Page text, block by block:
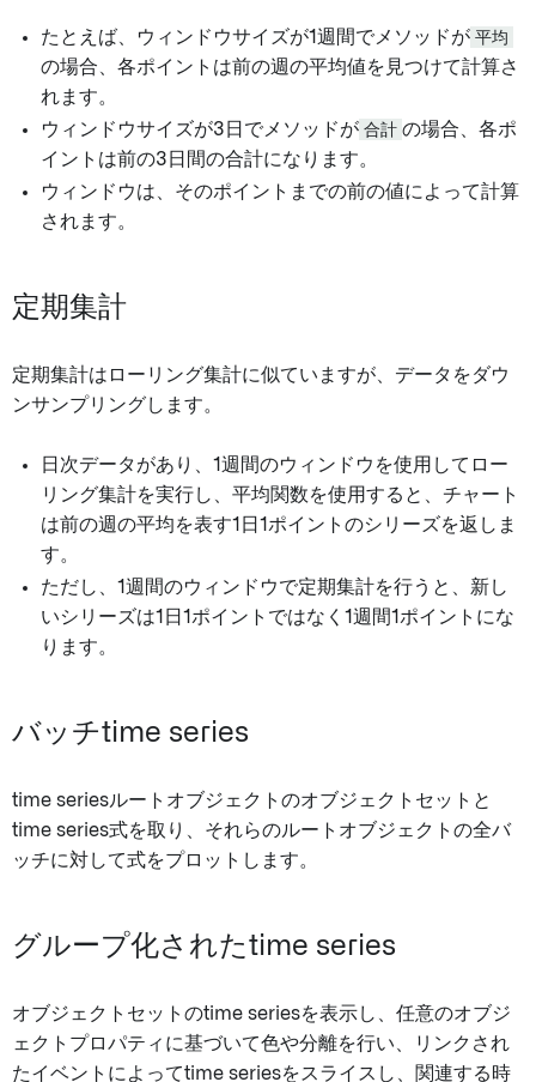
たとえば、ウィンドウサイズが1週間でメソッドが 平均
の場合、各ポイントは前の週の平均値を見つけて計算さ
れます。
ウィンドウサイズが3日でメソッドが 合計 の場合、各ポ
イントは前の3日間の合計になります。
ウィンドウは、そのポイントまでの前の値によって計算
されます。
定期集計
定期集計はローリング集計に似ていますが、データをダウ
ンサンプリングします。
日次データがあり、1週間のウィンドウを使用してロー
リング集計を実行し、平均関数を使用すると、チャート
は前の週の平均を表す1日1ポイントのシリーズを返しま
す。
ただし、1週間のウィンドウで定期集計を行うと、新し
いシリーズは1日1ポイントではなく1週間1ポイントにな
ります。
バッチtime series
time seriesルートオブジェクトのオブジェクトセットと
time series式を取り、それらのルートオブジェクトの全バ
ッチに対して式をプロットします。
グループ化されたtime series
オブジェクトセットのtime seriesを表示し、任意のオブジ
ェクトプロパティに基づいて色や分離を行い、リンクされ
たイベントによってtime seriesをスライスし、関連する時